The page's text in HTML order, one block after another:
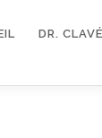
DR. CLAVÉ